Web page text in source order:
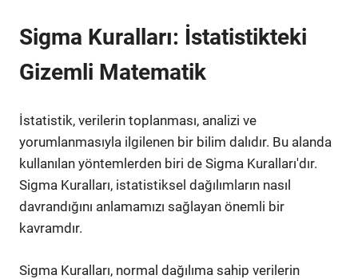
Sigma Kuralları: İstatistikteki
Gizemli Matematik
İstatistik, verilerin toplanması, analizi ve
yorumlanmasıyla ilgilenen bir bilim dalıdır. Bu alanda
kullanılan yöntemlerden biri de Sigma Kuralları'dır.
Sigma Kuralları, istatistiksel dağılımların nasıl
davrandığını anlamamızı sağlayan önemli bir
kavramdır.
Sigma Kuralları, normal dağılıma sahip verilerin